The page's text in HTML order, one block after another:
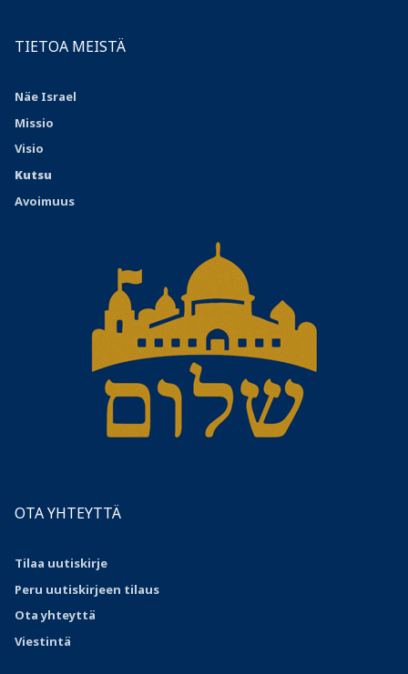
TIETOA MEISTÄ
Näe Israel
Missio
Visio
Kutsu
Avoimuus
OTA YHTEYTTÄ
Tilaa uutiskirje
Peru uutiskirjeen tilaus
Otayhteyttä
Viestintä